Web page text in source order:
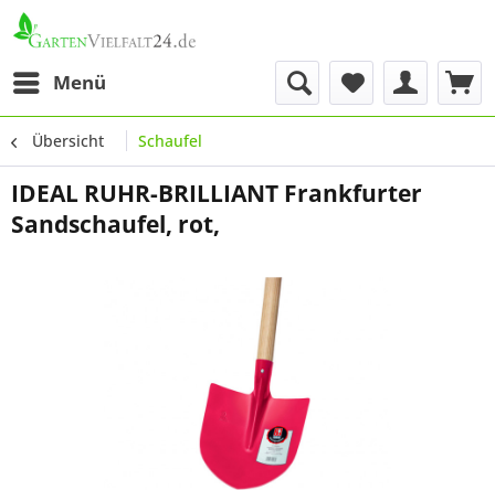
Menü
Übersicht Schaufel
IDEAL RUHR-BRILLIANT Frankfurter
Sandschaufel, rot,